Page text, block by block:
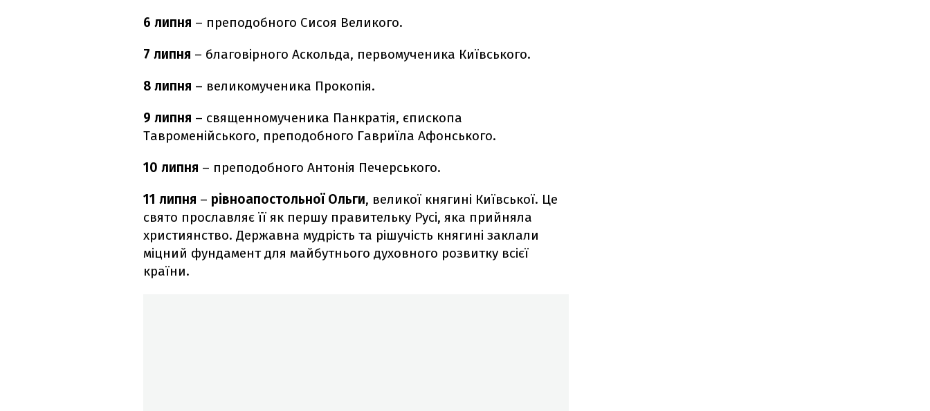
6 липня – преподобного Сисоя Великого.
7 липня – благовірного Аскольда, первомученика Київського.
8 липня – великомученика Прокопія.
9 липня – священномученика Панкратія, єпископа
Тавроменійського, преподобного Гавриїла Афонського.
10 липня – преподобного Антонія Печерського.
11 липня – рівноапостольної Ольги, великої княгині Київської. Це
свято прославляє її як першу правительку Русі, яка прийняла
християнство. Державна мудрість та рішучість княгині заклали
міцний фундамент для майбутнього духовного розвитку всієї
країни.